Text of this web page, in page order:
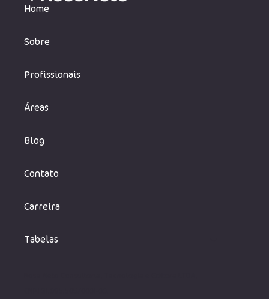
Home
Sobre
Profissionais
Áreas
Blog
Contato
Carreira
Tabelas